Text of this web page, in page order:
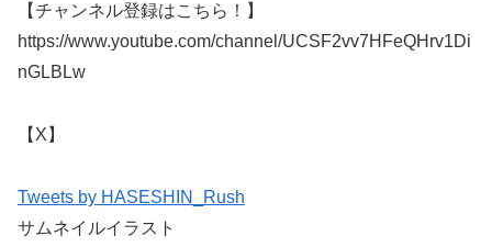
【チャンネル登録はこちら！】
https://www.youtube.com/channel/UCSF2vv7HFeQHrv1Di
nGLBLw
【X】
Tweets by HASESHIN_Rush
サムネイルイラスト